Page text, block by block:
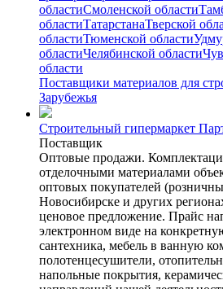
областиСмоленской области
областиТатарстанаТверской
областиТюменской области
областиЧелябинской области
области
Поставщики материалов для
Зарубежья
Строительный гипермаркет
Поставщик
Оптовые продажи.
отделочными материалами
оптовых покупателей
Новосибирске и других
ценовое предложение. Прайс
электронном виде на
сантехника, мебель в ванную
полотенцесушители,
напольные покрытия,